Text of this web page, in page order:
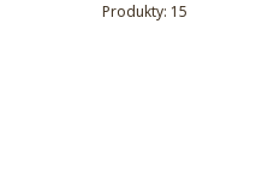
Produkty: 15